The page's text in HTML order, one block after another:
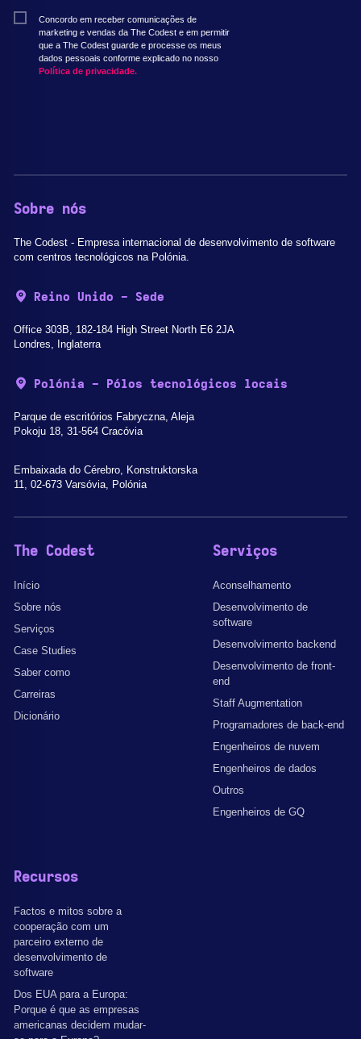
Concordo em receber comunicações de
marketing e vendas da The Codest e em permitir
que a The Codest guarde e processe os meus
dados pessoais conforme explicado no nosso
Política de privacidade.
Sobre nós
The Codest - Empresa internacional de desenvolvimento de software
com centros tecnológicos na Polónia.
Reino Unido - Sede
Office 303B, 182-184 High Street North E6 2JA
Londres, Inglaterra
Polónia - Pólos tecnológicos locais
Parque de escritórios Fabryczna, Aleja
Pokoju 18, 31-564 Cracóvia
Embaixada do Cérebro, Konstruktorska
11, 02-673 Varsóvia, Polónia
The Codest
Início
Sobre nós
Serviços
Case Studies
Saber como
Carreiras
Dicionário
Serviços
Aconselhamento
Desenvolvimento de
software
Desenvolvimento backend
Desenvolvimento de front-
end
Staff Augmentation
Programadores de back-end
Engenheiros de nuvem
Engenheiros de dados
Outros
Engenheiros de GQ
Recursos
Factos e mitos sobre a
cooperação com um
parceiro externo de
desenvolvimento de
software
Dos EUA para a Europa:
Porque é que as empresas
americanas decidem mudar-